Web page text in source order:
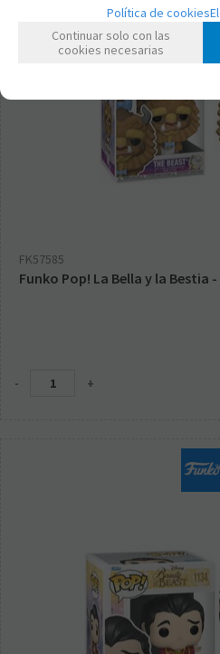
FK57585
Funko Pop! La Bella y la Bestia
- +
Política de cookies
Continuar solo con las
cookies necesarias